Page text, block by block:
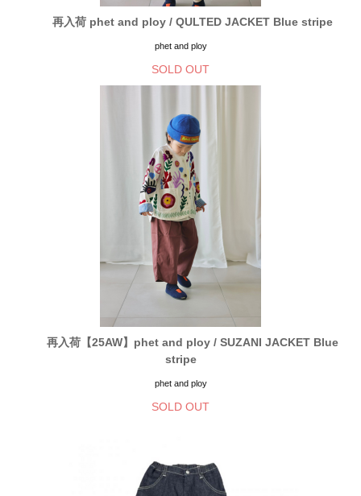
再入荷 phet and ploy / QULTED JACKET Blue stripe
phet and ploy
SOLD OUT
再入荷【25AW】phet and ploy / SUZANI JACKET Blue
stripe
phet and ploy
SOLD OUT